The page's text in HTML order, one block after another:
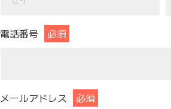
電話番号 必須
メールアドレス 必須